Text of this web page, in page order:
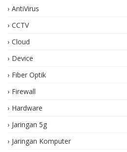
AntiVirus
CCTV
Cloud
Device
Fiber Optik
Firewall
Hardware
Jaringan 5g
Jaringan Komputer